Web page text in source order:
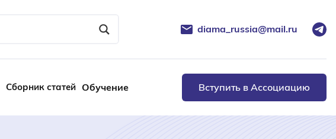
diama_russia@mail.ru
Сборник статей Обучение Вступить в Ассоциацию